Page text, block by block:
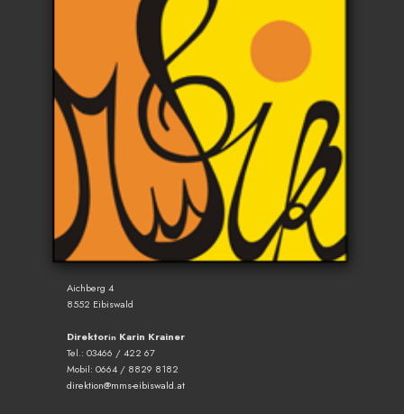
Aichberg 4
8552 Eibiswald
Direktorin Karin Krainer
Tel.: 03466 / 422 67
Mobil: 0664 / 8829 8182
direktion@mms-eibiswald.at